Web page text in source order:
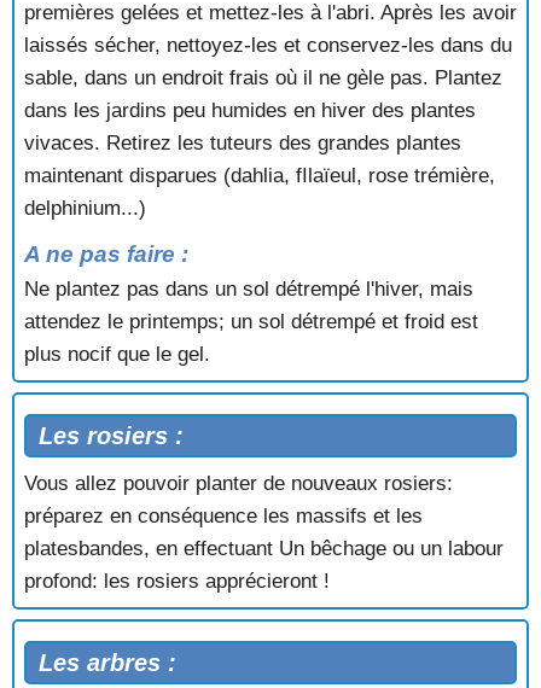
premières gelées et mettez-les à l'abri. Après les avoir
laissés sécher, nettoyez-les et conservez-les dans du
sable, dans un endroit frais où il ne gèle pas. Plantez
dans les jardins peu humides en hiver des plantes
vivaces. Retirez les tuteurs des grandes plantes
maintenant disparues (dahlia, fIlaïeul, rose trémière,
delphinium...)
A ne pas faire :
Ne plantez pas dans un sol détrempé l'hiver, mais
attendez le printemps; un sol détrempé et froid est
plus nocif que le gel.
Les rosiers :
Vous allez pouvoir planter de nouveaux rosiers:
préparez en conséquence les massifs et les
platesbandes, en effectuant Un bêchage ou un labour
profond: les rosiers apprécieront !
Les arbres :